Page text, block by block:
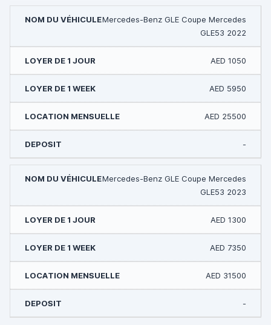
Mercedes-Benz GLE Coupe Mercedes
GLE53 2022
AED 1050
AED 5950
AED 25500
-
Mercedes-Benz GLE Coupe Mercedes
GLE53 2023
AED 1300
AED 7350
AED 31500
-